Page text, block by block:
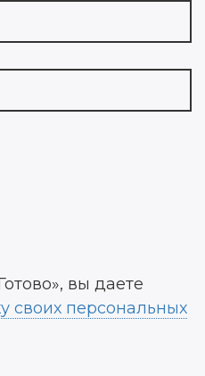
вы даете
своих персональных